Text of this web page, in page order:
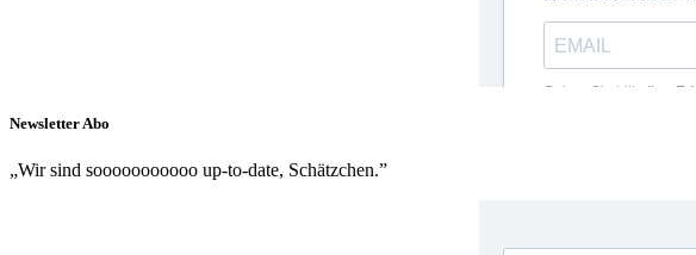
Newsletter Abo
„Wir sind sooooooooooo up-to-date, Schätzchen.”